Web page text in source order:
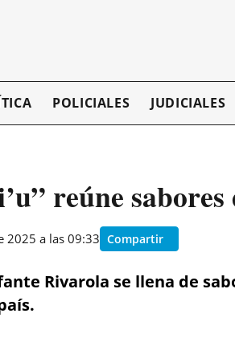
POLICIALES JUDICIALES
reúne
2025 a las 09:33 Compartir
Rivarola se llena de